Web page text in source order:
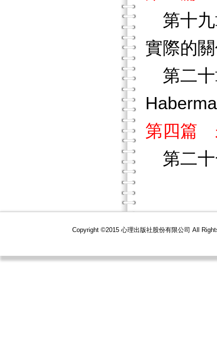
第十九
實際的
第二十
第四篇
第二十
Copyright ©2015 心理出版社股份有限公司 All